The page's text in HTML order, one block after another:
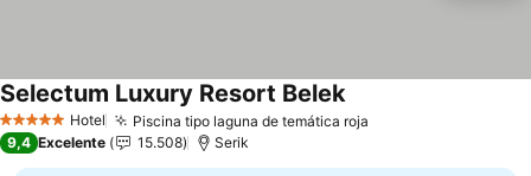
5 Estrellas Hotel Piscina tipo laguna de temática roja
Selectum Luxury Resort BelekVer precios
9,4 Excelente 15.508 Serik